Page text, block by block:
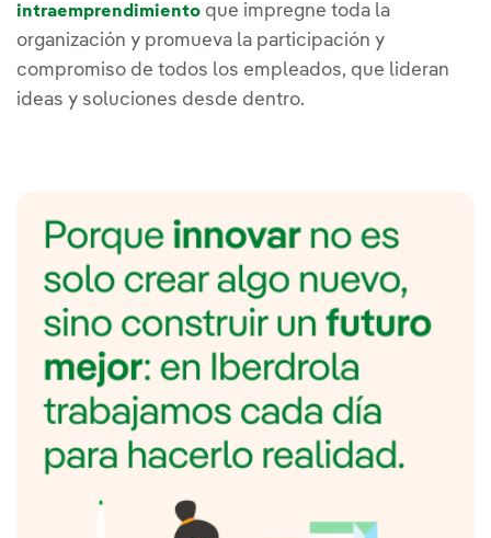
intraemprendimiento que impregne toda la
organización y promueva la participación y
compromiso de todos los empleados, que lideran
ideas y soluciones desde dentro.